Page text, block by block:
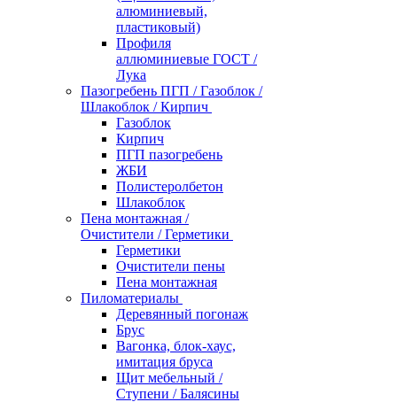
алюминиевый,
пластиковый)
Профиля
аллюминиевые ГОСТ /
Лука
Пазогребень ПГП / Газоблок /
Шлакоблок / Кирпич
Газоблок
Кирпич
ПГП пазогребень
ЖБИ
Полистеролбетон
Шлакоблок
Пена монтажная /
Очистители / Герметики
Герметики
Очистители пены
Пена монтажная
Пиломатериалы
Деревянный погонаж
Брус
Вагонка, блок-хаус,
имитация бруса
Щит мебельный /
Ступени / Балясины